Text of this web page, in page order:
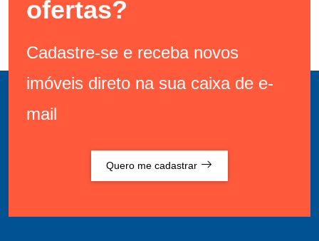
ofertas?
Cadastre-se e receba novos
imóveis direto na sua caixa de e-
mail
Quero me cadastrar